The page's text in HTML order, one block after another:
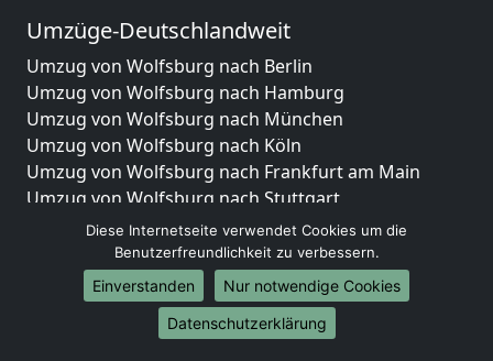
Umzüge-Deutschlandweit
Umzug von Wolfsburg nach Berlin
Umzug von Wolfsburg nach Hamburg
Umzug von Wolfsburg nach München
Umzug von Wolfsburg nach Köln
Umzug von Wolfsburg nach Frankfurt am Main
Umzug von Wolfsburg nach Stuttgart
Umzug von Wolfsburg nach Düsseldorf
Umzug von Wolfsburg nach Leipzig
Umzug von Wolfsburg nach Dortmund
Umzug von Wolfsburg nach Essen
Umzug von Wolfsburg nach Bremen
Diese Internetseite verwendet Cookies um die
Benutzerfreundlichkeit zu verbessern.
Einverstanden
Nur notwendige Cookies
Datenschutzerklärung